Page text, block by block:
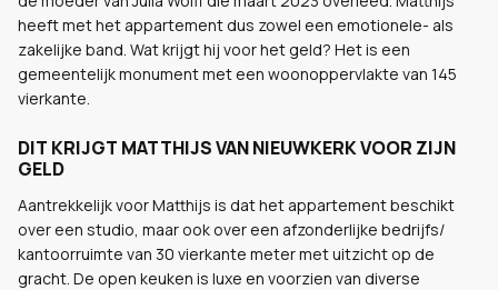
heeft met het appartement dus zowel een emotionele- als
zakelijke band. Wat krijgt hij voor het geld? Het is een
gemeentelijk monument met een woonoppervlakte van 145
vierkante.
DIT KRIJGT MATTHIJS VAN NIEUWKERK VOOR ZIJN
GELD
Aantrekkelijk voor Matthijs is dat het appartement beschikt
over een studio, maar ook over een afzonderlijke bedrijfs/
kantoorruimte van 30 vierkante meter met uitzicht op de
gracht. De open keuken is luxe en voorzien van diverse